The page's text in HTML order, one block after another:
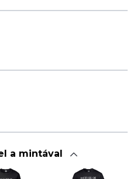
a mintával